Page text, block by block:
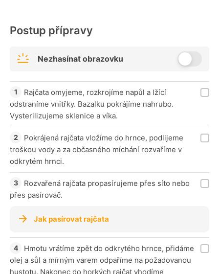
Postup přípravy
Nezhasínat obrazovku
Rajčata omyjeme, rozkrojíme napůl a lžící
odstraníme vnitřky. Bazalku pokrájíme nahrubo.
Vysterilizujeme sklenice a víka.
Pokrájená rajčata vložíme do hrnce, podlijeme
troškou vody a za občasného míchání rozvaříme v
odkrytém hrnci.
Rozvařená rajčata propasírujeme přes síto nebo
přes pasírovač.
Jak pasírovat rajčata
Hmotu vrátíme zpět do odkrytého hrnce, přidáme
olej a sůl a mírným varem odpaříme na požadovanou
hustotu. Nakonec do horkých rajčat vhodíme